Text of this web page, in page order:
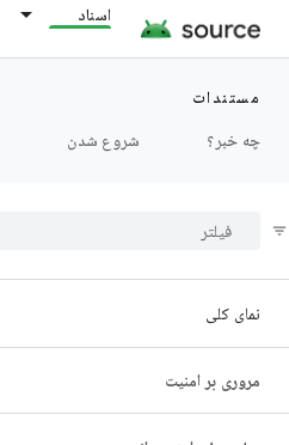
اسناد
مستندات
چه خبر؟
شروع شدن
نمای کلی
مروری بر امنیت